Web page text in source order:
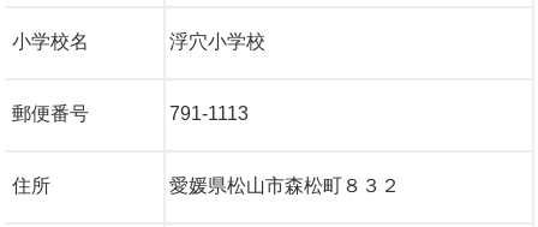
小学校名 浮穴小学校
郵便番号 791-1113
住所 愛媛県松山市森松町８３２